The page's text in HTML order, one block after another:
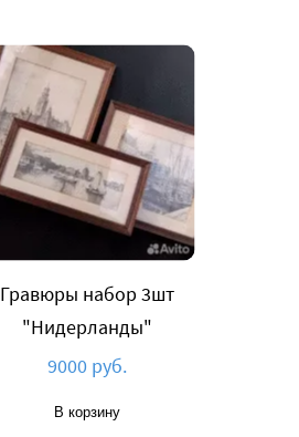
Гравюры набор 3шт
"Нидерланды"
9000 руб.
В корзину